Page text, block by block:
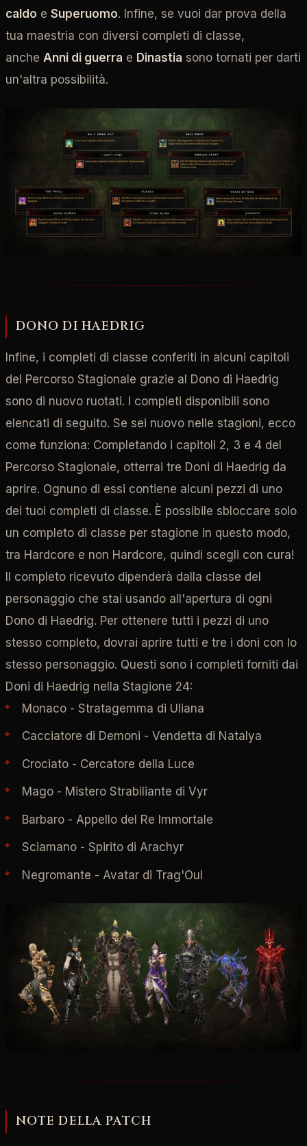
caldo e Superuomo. Infine, se vuoi dar prova della
tua maestria con diversi completi di classe,
anche Anni di guerra e Dinastia sono tornati per darti
un'altra possibilità.
DONO DI HAEDRIG
Infine, i completi di classe conferiti in alcuni capitoli
del Percorso Stagionale grazie al Dono di Haedrig
sono di nuovo ruotati. I completi disponibili sono
elencati di seguito. Se sei nuovo nelle stagioni, ecco
come funziona: Completando i capitoli 2, 3 e 4 del
Percorso Stagionale, otterrai tre Doni di Haedrig da
aprire. Ognuno di essi contiene alcuni pezzi di uno
dei tuoi completi di classe. È possibile sbloccare solo
un completo di classe per stagione in questo modo,
tra Hardcore e non Hardcore, quindi scegli con cura!
Il completo ricevuto dipenderà dalla classe del
personaggio che stai usando all'apertura di ogni
Dono di Haedrig. Per ottenere tutti i pezzi di uno
stesso completo, dovrai aprire tutti e tre i doni con lo
stesso personaggio. Questi sono i completi forniti dai
Doni di Haedrig nella Stagione 24:
Monaco - Stratagemma di Uliana
Cacciatore di Demoni - Vendetta di Natalya
Crociato - Cercatore della Luce
Mago - Mistero Strabiliante di Vyr
Barbaro - Appello del Re Immortale
Sciamano - Spirito di Arachyr
Negromante - Avatar di Trag'Oul
NOTE DELLA PATCH